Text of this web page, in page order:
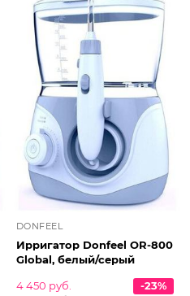
DONFEEL
Ирригатор Donfeel OR-800
Global, белый/серый
4 450 руб.
-23%